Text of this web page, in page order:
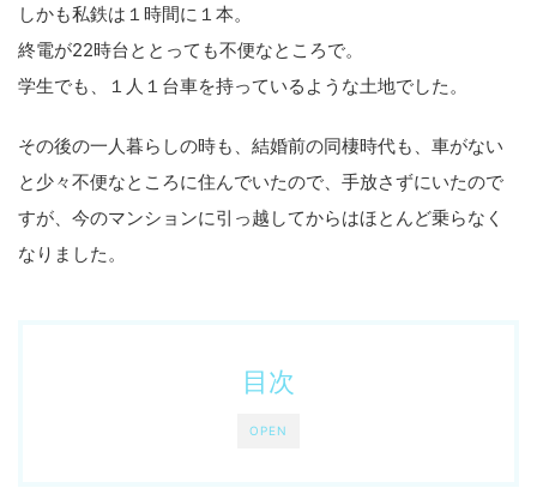
しかも私鉄は１時間に１本。
終電が22時台ととっても不便なところで。
学生でも、１人１台車を持っているような土地でした。
その後の一人暮らしの時も、結婚前の同棲時代も、車がない
と少々不便なところに住んでいたので、手放さずにいたので
すが、今のマンションに引っ越してからはほとんど乗らなく
なりました。
OPEN
目次